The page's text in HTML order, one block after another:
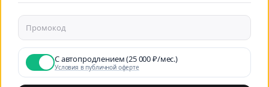
С автопродлением (25 000 ₽/мес.)
Условия в публичной оферте